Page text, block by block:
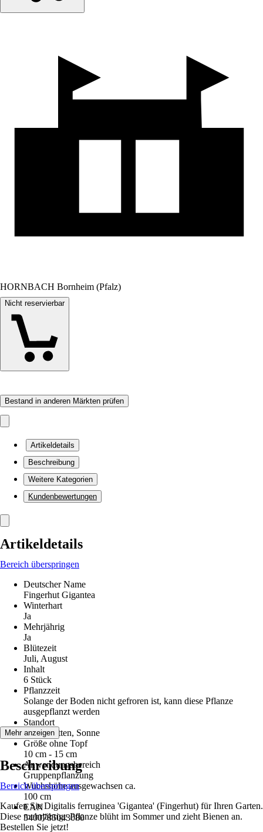
HORNBACH Bornheim (Pfalz)
Nicht reservierbar
Bestand in anderen Märkten prüfen
Artikeldetails
Beschreibung
Weitere Kategorien
Kundenbewertungen
Artikeldetails
Bereich überspringen
Deutscher Name
Fingerhut Gigantea
Winterhart
Ja
Mehrjährig
Ja
Blütezeit
Juli, August
Inhalt
6 Stück
Pflanzzeit
Solange der Boden nicht gefroren ist, kann diese Pflanze
ausgepflanzt werden
Standort
Halbschatten, Sonne
Größe ohne Topf
10 cm - 15 cm
Anwendungsbereich
Gruppenpflanzung
Wuchshöhe ausgewachsen ca.
100 cm
EAN
5400785043080
Mehr anzeigen
Beschreibung
Bereich überspringen
Kaufen Sie Digitalis ferruginea 'Gigantea' (Fingerhut) für Ihren Garten.
Diese mehrjährige Pflanze blüht im Sommer und zieht Bienen an.
Bestellen Sie jetzt!